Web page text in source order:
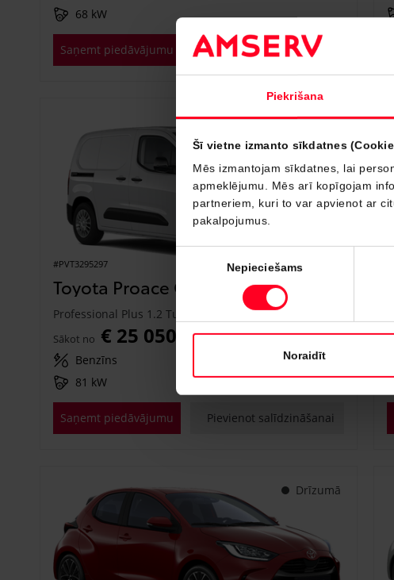
Piekrišana
Šī vietne izmanto sīkdatnes
Mēs izmantojam sīkdatnes, lai
apmeklējumu. Mēs arī kopīgojam
partneriem, kuri to var apvienot ar
pakalpojumus.
Piekrišanas
Nepieciešams
Noraidīt
68 kW
Saņemt piedāvājumu Pievienot salīdzināšanai
Drīzumā
#PVT3295297
Toyota Proace City
Sākot no € 25 050
Benzīns
81 kW
Saņemt piedāvājumu Pievienot salīdzināšanai
Drīzumā